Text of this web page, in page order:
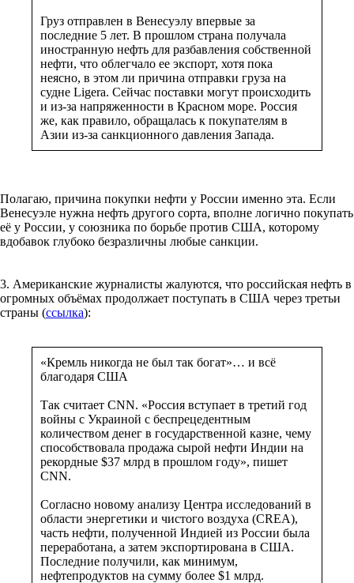
Груз отправлен в Венесуэлу впервые за
последние 5 лет. В прошлом страна получала
иностранную нефть для разбавления собственной
нефти, что облегчало ее экспорт, хотя пока
неясно, в этом ли причина отправки груза на
судне Ligera. Сейчас поставки могут происходить
и из-за напряженности в Красном море. Россия
же, как правило, обращалась к покупателям в
Азии из-за санкционного давления Запада.
Полагаю, причина покупки нефти у России именно эта. Если
Венесуэле нужна нефть другого сорта, вполне логично покупать
её у России, у союзника по борьбе против США, которому
вдобавок глубоко безразличны любые санкции.
3. Американские журналисты жалуются, что российская нефть в
огромных объёмах продолжает поступать в США через третьи
страны (ссылка):
«Кремль никогда не был так богат»… и всё
благодаря США
Так считает CNN. «Россия вступает в третий год
войны c Украиной с беспрецедентным
количеством денег в государственной казне, чему
способствовала продажа сырой нефти Индии на
рекордные $37 млрд в прошлом году», пишет
CNN.
Согласно новому анализу Центра исследований в
области энергетики и чистого воздуха (CREA),
часть нефти, полученной Индией из России была
переработана, а затем экспортирована в США.
Последние получили, как минимум,
нефтепродуктов на сумму более $1 млрд.